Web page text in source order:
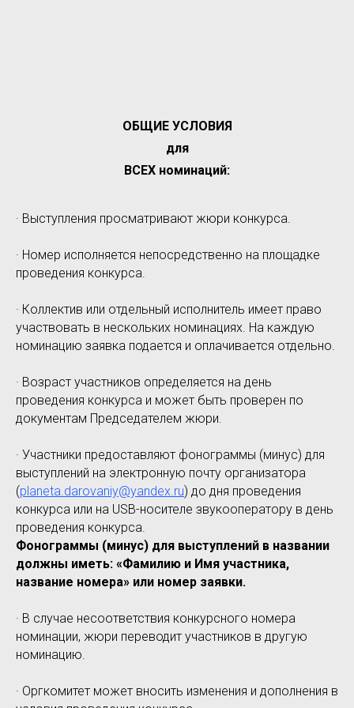
ОБЩИЕ УСЛОВИЯ
для
ВСЕХ номинаций:
· Выступления просматривают жюри конкурса.
· Номер исполняется непосредственно на площадке
проведения конкурса.
· Коллектив или отдельный исполнитель имеет право
участвовать в нескольких номинациях. На каждую
номинацию заявка подается и оплачивается отдельно.
· Возраст участников определяется на день
проведения конкурса и может быть проверен по
документам Председателем жюри.
· Участники предоставляют фонограммы (минус) для
выступлений на электронную почту организатора
(planeta.darovaniy@yandex.ru) до дня проведения
конкурса или на USB-носителе звукооператору в день
проведения конкурса.
Фонограммы (минус) для выступлений в названии
должны иметь: «Фамилию и Имя участника,
название номера» или номер заявки.
· В случае несоответствия конкурсного номера
номинации, жюри переводит участников в другую
номинацию.
· Оргкомитет может вносить изменения и дополнения в